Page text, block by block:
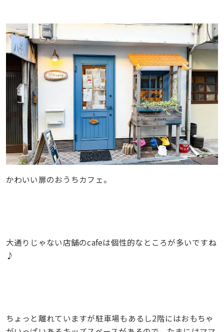
かわいい扉のおうちカフェ。
大通りじゃない店舗のcafeは個性的なところが多いですね
♪
ちょっと離れていますが駐車場もあるし2階にはおもちゃ